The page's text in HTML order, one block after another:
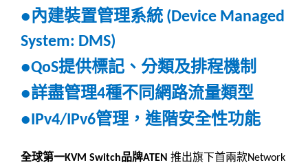
●內建裝置管理系統 (Device Managed
System: DMS)
●QoS提供標記、分類及排程機制
●詳盡管理4種不同網路流量類型
●IPv4/IPv6管理，進階安全性功能
全球第一KVM Switch品牌ATEN 推出旗下首兩款Network